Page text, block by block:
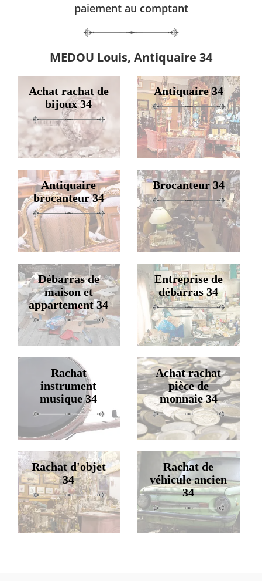
paiement au comptant
MEDOU Louis, Antiquaire 34
Achat rachat de
bijoux 34
Antiquaire 34
Antiquaire
brocanteur 34
Brocanteur 34
Débarras de
maison et
appartement 34
Entreprise de
débarras 34
Rachat
instrument
musique 34
Achat rachat
pièce de
monnaie 34
Rachat d'objet
34
Rachat de
véhicule ancien
34